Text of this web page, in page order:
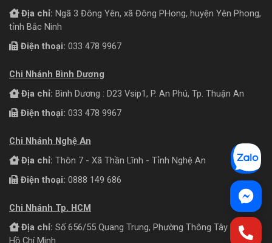
Địa chỉ: Ngã 3 Đông Yên, xã Đông PHong, huyện Yên Phong,
tỉnh Bắc Ninh
Điện thoại: 033 478 9967
Chi Nhánh Bình Dương
Địa chỉ: Bình Dương : D23 Vsip1, P. An Phú, Tp. Thuận An
Điện thoại: 033 478 9967
Chi Nhánh Nghệ An
Địa chỉ: Thôn 7 - Xã Thần Lĩnh - Tỉnh Nghệ An
Điện thoại: 0888 149 686
Chi Nhánh Tp. HCM
Địa chỉ: Số 656/55 Quang Trung, Phường Thông Tây Hội, TP
Hồ Chí Minh